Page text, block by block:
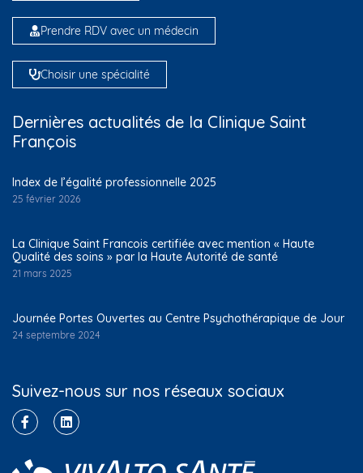
Prendre RDV avec un médecin
Choisir une spécialité
Dernières actualités de la Clinique Saint
François
Index de l’égalité professionnelle 2025
25 février 2026
La Clinique Saint Francois certifiée avec mention « Haute
Qualité des soins » par la Haute Autorité de santé
21 mars 2025
Journée Portes Ouvertes au Centre Psychothérapique de Jour
24 septembre 2024
Suivez-nous sur nos réseaux sociaux